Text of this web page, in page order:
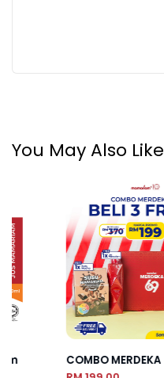
You May Also Like
COMBO MERDEKA 69